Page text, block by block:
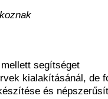
segítséget
kialakításánál, de
és